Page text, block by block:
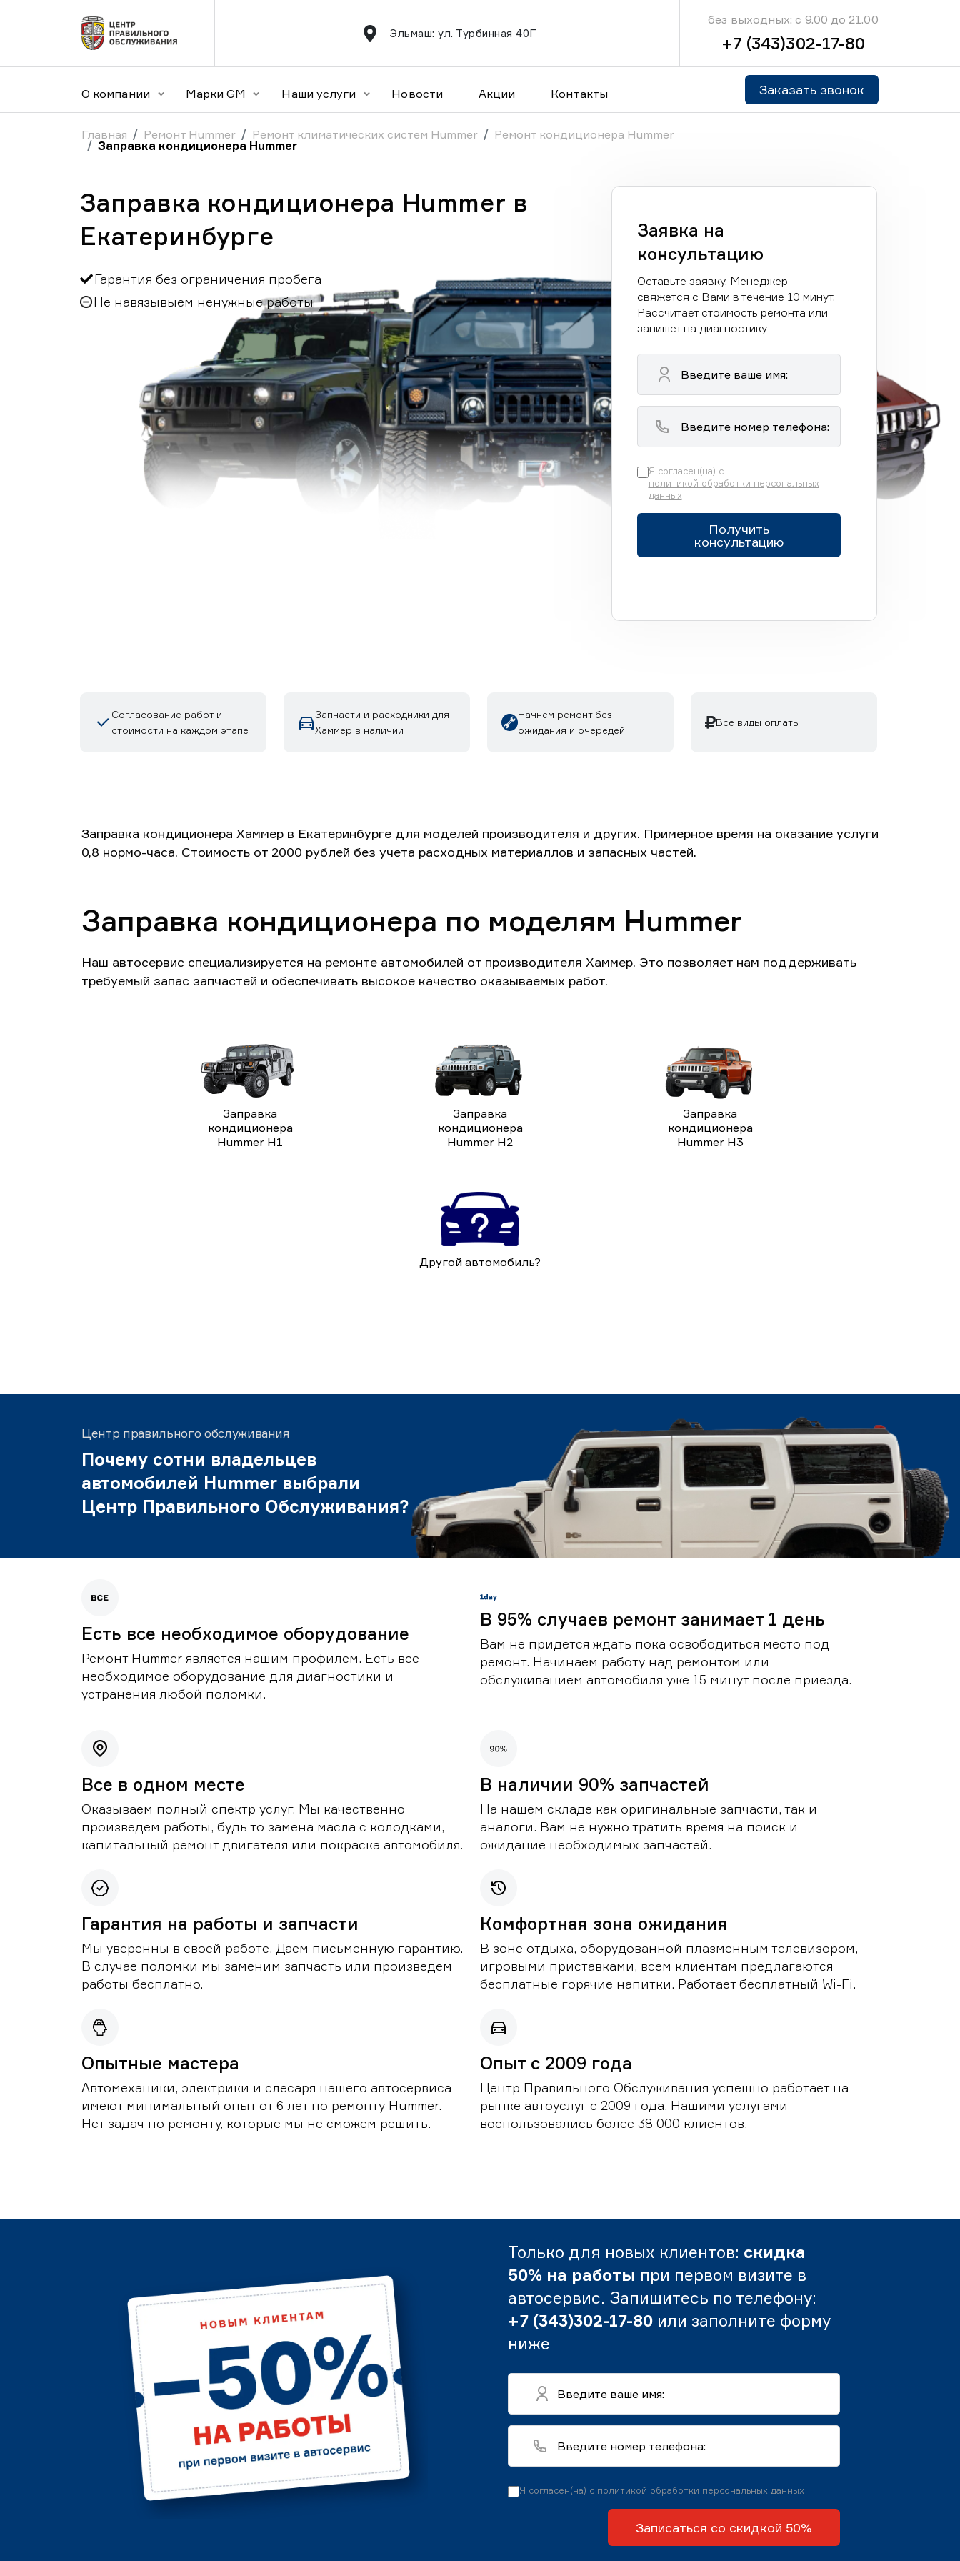
Эльмаш: ул. Турбинная 40Г
без выходных: с 9.00 до 21.00
+7 (343)302-17-80
О компании Марки GM Наши услуги Новости Акции Контакты Заказать звонок
Главная Ремонт Hummer Ремонт климатических систем Hummer
Ремонт кондиционера Hummer
Заправка кондиционера Hummer
Заправка кондиционера Hummer в
Екатеринбурге
Гарантия без ограничения пробега
Не навязывыем ненужные работы
Заявка на
консультацию
Оставьте заявку. Менеджер
свяжется с Вами в течение 10 минут.
Рассчитает стоимость ремонта или
запишет на диагностику
Я согласен(на) с
политикой обработки персональных
данных
Получить
консультацию
Согласование работ и
стоимости на каждом этапе
Запчасти и расходники для
Хаммер в наличии
Начнем ремонт без
ожидания и очередей
Все виды оплаты
Заправка кондиционера Хаммер в Екатеринбурге для моделей производителя и других. Примерное время на оказание услуги
0,8 нормо-часа. Стоимость от 2000 рублей без учета расходных материаллов и запасных частей.
Заправка кондиционера по моделям Hummer
Наш автосервис специализируется на ремонте автомобилей от производителя Хаммер. Это позволяет нам поддерживать
требуемый запас запчастей и обеспечивать высокое качество оказываемых работ.
Заправка
кондиционера
Hummer H1
Заправка
кондиционера
Hummer H2
Заправка
кондиционера
Hummer H3
Другой автомобиль?
Центр правильного обслуживания
Почему сотни владельцев
автомобилей Hummer выбрали
Центр Правильного Обслуживания?
Есть все необходимое оборудование
Ремонт Hummer является нашим профилем. Есть все
необходимое оборудование для диагностики и
устранения любой поломки.
В 95% случаев ремонт занимает 1 день
Вам не придется ждать пока освободиться место под
ремонт. Начинаем работу над ремонтом или
обслуживанием автомобиля уже 15 минут после приезда.
Все в одном месте
Оказываем полный спектр услуг. Мы качественно
произведем работы, будь то замена масла с колодками,
капитальный ремонт двигателя или покраска автомобиля.
В наличии 90% запчастей
На нашем складе как оригинальные запчасти, так и
аналоги. Вам не нужно тратить время на поиск и
ожидание необходимых запчастей.
Гарантия на работы и запчасти
Мы уверенны в своей работе. Даем письменную гарантию.
В случае поломки мы заменим запчасть или произведем
работы бесплатно.
Комфортная зона ожидания
В зоне отдыха, оборудованной плазменным телевизором,
игровыми приставками, всем клиентам предлагаются
бесплатные горячие напитки. Работает бесплатный Wi-Fi.
Опытные мастера
Автомеханики, электрики и слесаря нашего автосервиса
имеют минимальный опыт от 6 лет по ремонту Hummer.
Нет задач по ремонту, которые мы не сможем решить.
Опыт с 2009 года
Центр Правильного Обслуживания успешно работает на
рынке автоуслуг с 2009 года. Нашими услугами
воспользовались более 38 000 клиентов.
Только для новых клиентов: скидка
50% на работы при первом визите в
автосервис. Запишитесь по телефону:
+7 (343)302-17-80 или заполните форму
ниже
Я согласен(на) с политикой обработки персональных данных
Записаться со скидкой 50%